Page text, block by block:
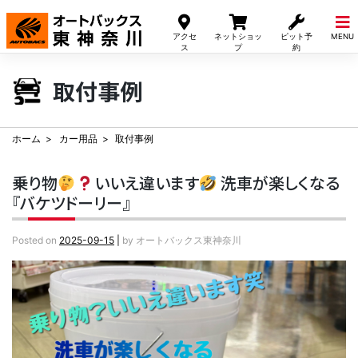
アクセ
ス
ネットショッ
プ
ピット予
約
MENU
Skip
content
取付事例
ホーム カー用品 取付事例
乗り物 いいえ違います
洗車が楽しくなる
『バケツドーリー』
Posted on 2025-09-15 by オートバックス東神奈川